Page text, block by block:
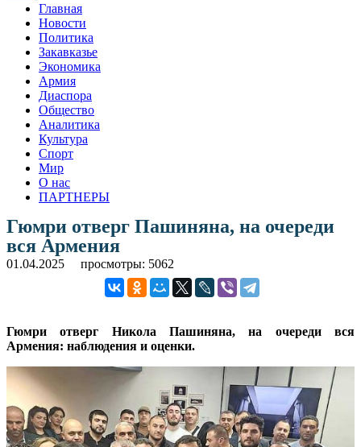
Главная
Новости
Политика
Закавказье
Экономика
Армия
Диаспора
Общество
Аналитика
Культура
Спорт
Мир
О нас
ПАРТНЕРЫ
Гюмри отверг Пашиняна, на очереди
вся Армения
01.04.2025 просмотры: 5062
Гюмри отверг Никола Пашиняна, на очереди вся
Армения: наблюдения и оценки.